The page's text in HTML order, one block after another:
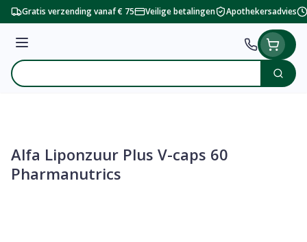
Ga naar de inhoud
Gratis verzending vanaf € 75 Veilige betalingen Apothekersadvies
Menu
Product, merk, categorie...
Zoek
Alfa Liponzuur Plus V-caps 60
Pharmanutrics